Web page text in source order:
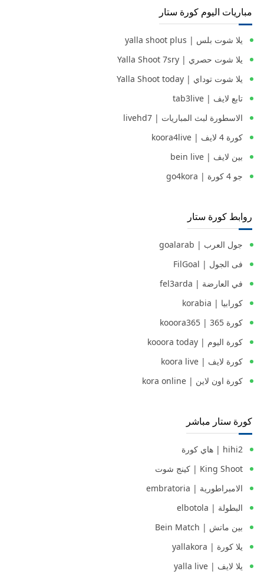
مباريات اليوم كورة ستار
يلا شوت بلس | yalla shoot plus
يلا شوت حصري | Yalla Shoot 7sry
يلا شوت توداي | Yalla Shoot today
تابع لايف | tab3live
الاسطورة لبث المباريات | livehd7
كورة 4 لايف | koora4live
بين لايف | bein live
جو 4 كورة | go4kora
روابط كورة ستار
جول العرب | goalarab
فى الجول | FilGoal
في العارضة | fel3arda
كورابيا | korabia
كورة 365 | kooora365
كورة اليوم | kooora today
كورة لايف | koora live
كورة اون لاين | kora online
كورة ستار مباشر
hihi2 | هاي كورة
King Shoot | كينج شوت
الامبراطورية | embratoria
البطولة | elbotola
بين ماتش | Bein Match
يلا كورة | yallakora
يلا لايف | yalla live